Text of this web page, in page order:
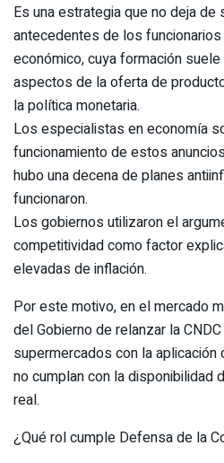
Es una estrategia que no deja
antecedentes de los
económico, cuya formación
aspectos de la oferta de
la política monetaria.
Los especialistas en economía
funcionamiento de estos
hubo una decena de planes
funcionaron.
Los gobiernos utilizaron el
competitividad como factor
elevadas de inflación.
Por este motivo, en el mercado
del Gobierno de relanzar la
supermercados con la
no cumplan con la disponibilidad
real.
¿Qué rol cumple Defensa de la